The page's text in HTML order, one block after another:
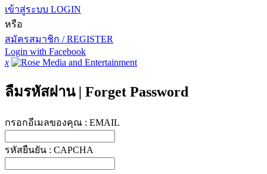
เข้าสู่ระบบ LOGIN
หรือ
สมัครสมาชิก / REGISTER
Login with Facebook
x
ลืมรหัสผ่าน | Forget Password
กรอกอีเมลของคุณ : EMAIL
รหัสยืนยัน : CAPCHA